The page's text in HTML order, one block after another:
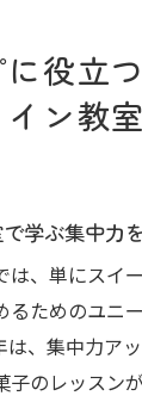
役立
ン教
学ぶ集中力
は、単にスイ
るためのユニ
、集中力ア
子のレッスン